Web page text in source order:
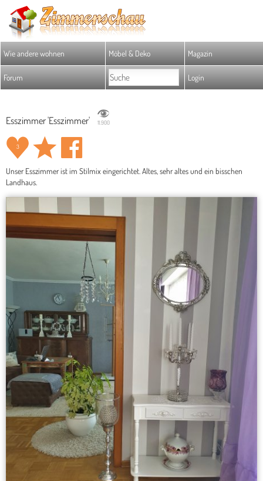
Wie andere wohnen Möbel & Deko Magazin
Forum Login
Esszimmer 'Esszimmer' 11.900
3
Unser Esszimmer ist im Stilmix eingerichtet. Altes, sehr altes und ein bisschen
Landhaus.